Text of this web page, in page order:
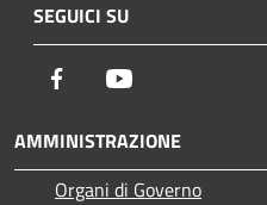
SEGUICI SU
Facebook
AMMINISTRAZIONE
Organi di Governo